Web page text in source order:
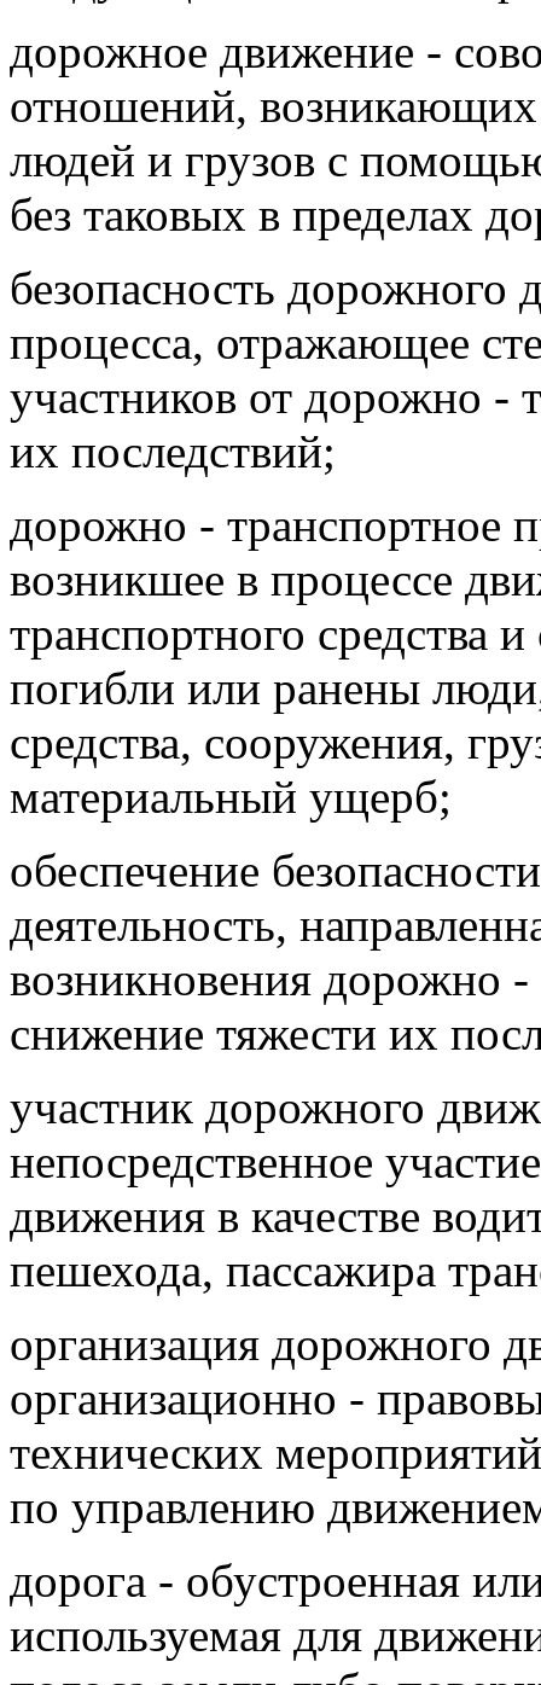
дорожное движение -
отношений,
людей и грузов с
без таковых в пределах
безопасность дорожного
процесса, отражающее
участников от дорожно -
их последствий;
дорожно - транспортное
возникшее в процессе
транспортного средства
погибли или ранены
средства, сооружения,
материальный ущерб;
обеспечение
деятельность,
возникновения дорожно
снижение тяжести их
участник дорожного
непосредственное
движения в качестве
пешехода, пассажира
организация дорожного
организационно -
технических
по управлению
дорога - обустроенная
используемая для